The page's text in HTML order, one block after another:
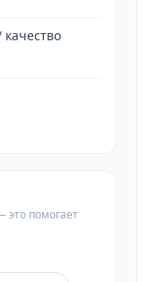
это помогает